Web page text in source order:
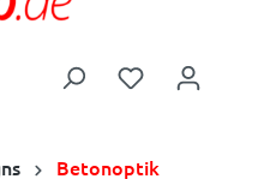
Betonoptik